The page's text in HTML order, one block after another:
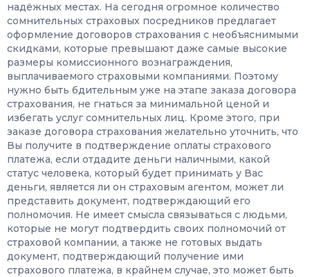
надёжных местах. На сегодня огромное количество
сомнительных страховых посредников предлагает
оформление договоров страхования с необъяснимыми
скидками, которые превышают даже самые высокие
размеры комиссионного вознаграждения,
выплачиваемого страховыми компаниями. Поэтому
нужно быть бдительным уже на этапе заказа договора
страхования, не гнаться за минимальной ценой и
избегать услуг сомнительных лиц. Кроме этого, при
заказе договора страхования желательно уточнить, что
Вы получите в подтверждение оплаты страхового
платежа, если отдадите деньги наличными, какой
статус человека, который будет принимать у Вас
деньги, является ли он страховым агентом, может ли
представить документ, подтверждающий его
полномочия. Не имеет смысла связываться с людьми,
которые не могут подтвердить своих полномочий от
страховой компании, а также не готовых выдать
документ, подтверждающий получение ими
страхового платежа, в крайнем случае, это может быть